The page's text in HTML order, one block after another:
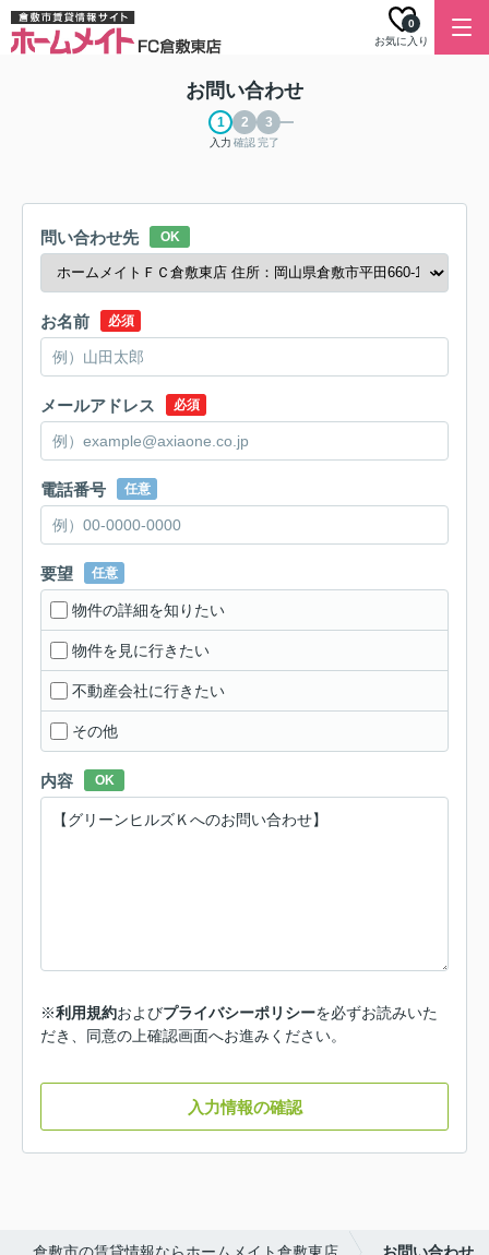
お気に入り
0
お問い合わせ
入力 確認完了
問い合わせ先 OK
お名前 必須
メールアドレス 必須
電話番号 任意
要望 任意
物件の詳細を知りたい
物件を見に行きたい
不動産会社に行きたい
その他
内容 OK
※利用規約およびプライバシーポリシーを必ずお読みいた
だき、同意の上確認画面へお進みください。
入力情報の確認